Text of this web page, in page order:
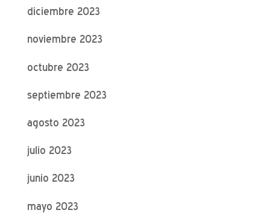
diciembre 2023
noviembre 2023
octubre 2023
septiembre 2023
agosto 2023
julio 2023
junio 2023
mayo 2023